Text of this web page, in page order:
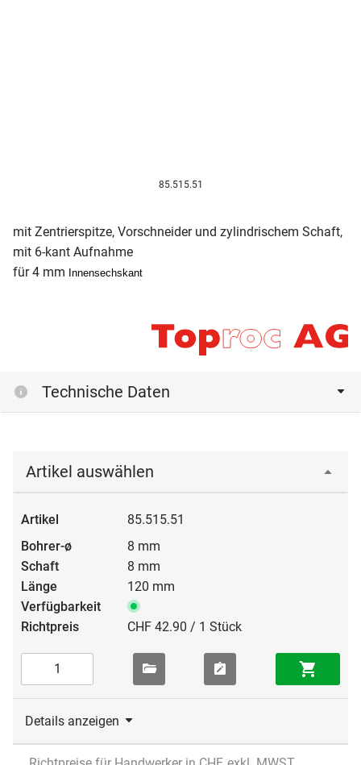
85.515.51
mit Zentrierspitze, Vorschneider und zylindrischem Schaft,
mit 6-kant Aufnahme
für 4 mm Innensechskant
Technische Daten
Artikel auswählen
85.515.51
8 mm
8 mm
120 mm
CHF 42.90 / 1 Stück
Details anzeigen